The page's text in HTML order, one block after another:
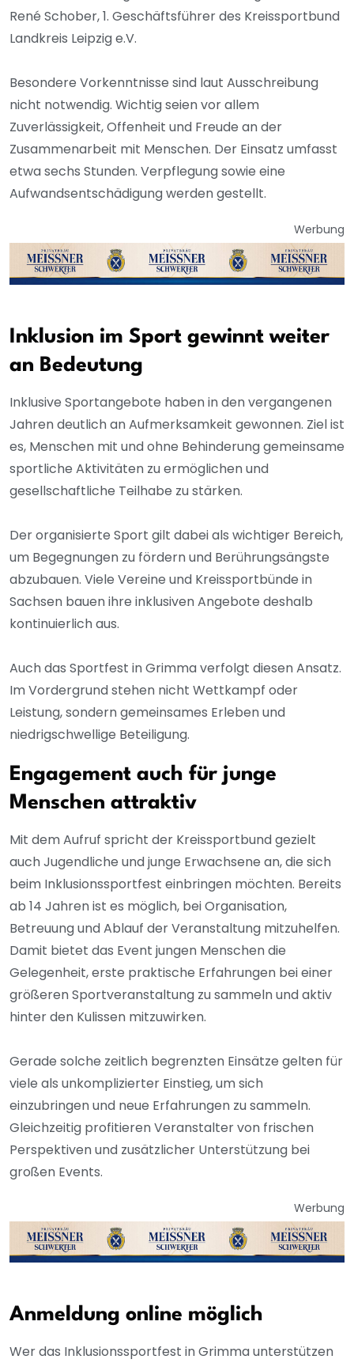
René Schober, 1. Geschäftsführer des Kreissportbund
Landkreis Leipzig e.V.
Besondere Vorkenntnisse sind laut Ausschreibung
nicht notwendig. Wichtig seien vor allem
Zuverlässigkeit, Offenheit und Freude an der
Zusammenarbeit mit Menschen. Der Einsatz umfasst
etwa sechs Stunden. Verpflegung sowie eine
Aufwandsentschädigung werden gestellt.
Werbung
Inklusion im Sport gewinnt weiter
an Bedeutung
Inklusive Sportangebote haben in den vergangenen
Jahren deutlich an Aufmerksamkeit gewonnen. Ziel ist
es, Menschen mit und ohne Behinderung gemeinsame
sportliche Aktivitäten zu ermöglichen und
gesellschaftliche Teilhabe zu stärken.
Der organisierte Sport gilt dabei als wichtiger Bereich,
um Begegnungen zu fördern und Berührungsängste
abzubauen. Viele Vereine und Kreissportbünde in
Sachsen bauen ihre inklusiven Angebote deshalb
kontinuierlich aus.
Auch das Sportfest in Grimma verfolgt diesen Ansatz.
Im Vordergrund stehen nicht Wettkampf oder
Leistung, sondern gemeinsames Erleben und
niedrigschwellige Beteiligung.
Engagement auch für junge
Menschen attraktiv
Mit dem Aufruf spricht der Kreissportbund gezielt
auch Jugendliche und junge Erwachsene an, die sich
beim Inklusionssportfest einbringen möchten. Bereits
ab 14 Jahren ist es möglich, bei Organisation,
Betreuung und Ablauf der Veranstaltung mitzuhelfen.
Damit bietet das Event jungen Menschen die
Gelegenheit, erste praktische Erfahrungen bei einer
größeren Sportveranstaltung zu sammeln und aktiv
hinter den Kulissen mitzuwirken.
Gerade solche zeitlich begrenzten Einsätze gelten für
viele als unkomplizierter Einstieg, um sich
einzubringen und neue Erfahrungen zu sammeln.
Gleichzeitig profitieren Veranstalter von frischen
Perspektiven und zusätzlicher Unterstützung bei
großen Events.
Werbung
Anmeldung online möglich
Wer das Inklusionssportfest in Grimma unterstützen